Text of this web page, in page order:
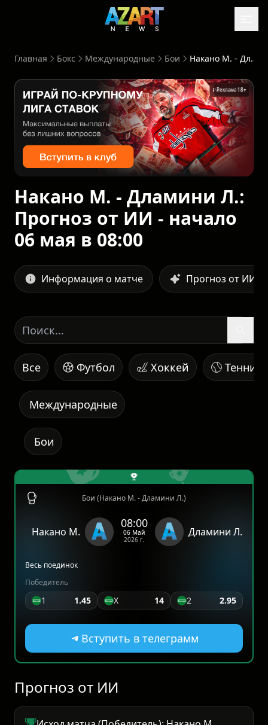
Главная Бокс Международные Бои Накано М. - Дламини Л.: Прогноз от ИИ - начало 06 мая в 08:00
Реклама 18+
Накано М. - Дламини Л.:
Прогноз от ИИ - начало
06 мая в 08:00
Информация о матче Прогноз от ИИ
Все Футбол Хоккей Теннис
Международные
Бои
Бои (Накано М. - Дламини Л.)
Накано М.
08:00
06 Май
2026 г.
Дламини Л.
Весь поединок
Победитель
1 1.45 X 14 2 2.95
Вступить в телеграмм
Прогноз от ИИ